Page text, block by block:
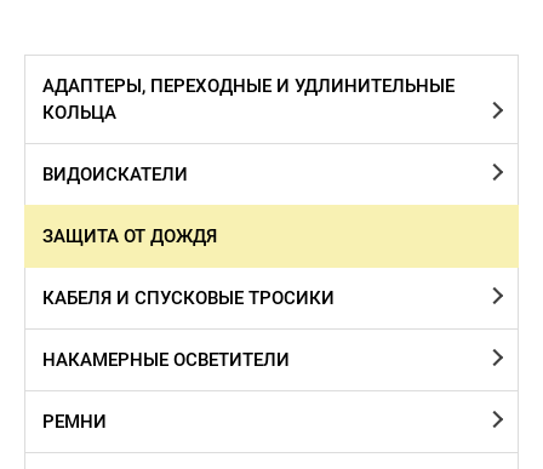
АДАПТЕРЫ, ПЕРЕХОДНЫЕ И УДЛИНИТЕЛЬНЫЕ
КОЛЬЦА
ВИДОИСКАТЕЛИ
ЗАЩИТА ОТ ДОЖДЯ
КАБЕЛЯ И СПУСКОВЫЕ ТРОСИКИ
НАКАМЕРНЫЕ ОСВЕТИТЕЛИ
РЕМНИ